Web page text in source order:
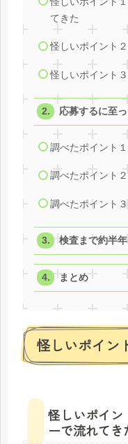
てきた
怪しいポイント
怪しいポイント
応募するに至
調べたポイント
調べたポイント
調べたポイント
検査まで約半
まとめ
怪しいポイン
怪しいポイン
ーで流れてき